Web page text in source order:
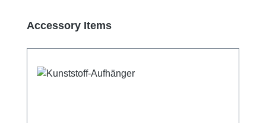
Produktgalerie überspringen
Accessory Items